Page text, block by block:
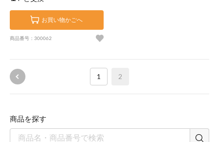
お買い物かごへ
商品番号：300062
1 2
商品を探す